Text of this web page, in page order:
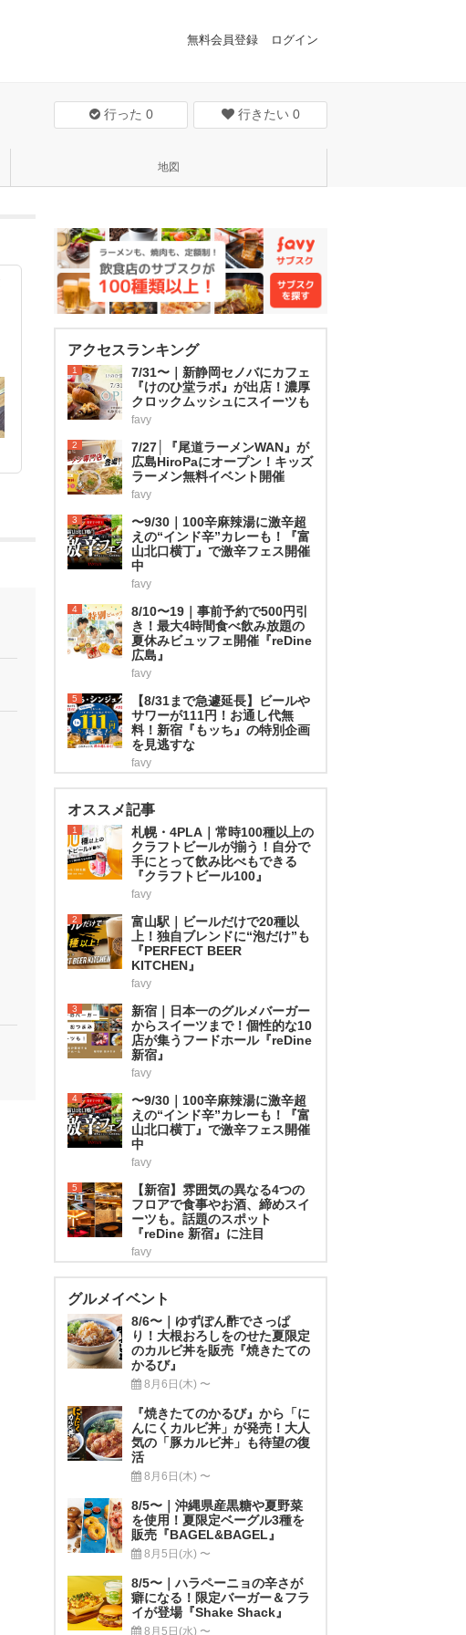
無料会員登録 ログイン
行った 0 行きたい 0
地図
アクセスランキング
1
7/31〜｜新静岡セノバにカフェ
『けのひ堂ラボ』が出店！濃厚
クロックムッシュにスイーツも
favy
2
7/27│『尾道ラーメンWAN』が
広島HiroPaにオープン！キッズ
ラーメン無料イベント開催
favy
3
〜9/30｜100辛麻辣湯に激辛超
えの“インド辛”カレーも！『富
山北口横丁』で激辛フェス開催
中
favy
4
8/10〜19｜事前予約で500円引
き！最大4時間食べ飲み放題の
夏休みビュッフェ開催『reDine
広島』
favy
5
【8/31まで急遽延長】ビールや
サワーが111円！お通し代無
料！新宿『もッち』の特別企画
を見逃すな
favy
オススメ記事
1
札幌・4PLA｜常時100種以上の
クラフトビールが揃う！自分で
手にとって飲み比べもできる
『クラフトビール100』
favy
2
富山駅｜ビールだけで20種以
上！独自ブレンドに“泡だけ”も
『PERFECT BEER
KITCHEN』
favy
3
新宿｜日本一のグルメバーガー
からスイーツまで！個性的な10
店が集うフードホール『reDine
新宿』
favy
4
〜9/30｜100辛麻辣湯に激辛超
えの“インド辛”カレーも！『富
山北口横丁』で激辛フェス開催
中
favy
5
【新宿】雰囲気の異なる4つの
フロアで食事やお酒、締めスイ
ーツも。話題のスポット
『reDine 新宿』に注目
favy
グルメイベント
8/6〜｜ゆずぽん酢でさっぱ
り！大根おろしをのせた夏限定
のカルビ丼を販売『焼きたての
かるび』
8月6日(木) 〜
『焼きたてのかるび』から「に
んにくカルビ丼」が発売！大人
気の「豚カルビ丼」も待望の復
活
8月6日(木) 〜
8/5〜｜沖縄県産黒糖や夏野菜
を使用！夏限定ベーグル3種を
販売『BAGEL&BAGEL』
8月5日(水) 〜
8/5〜｜ハラペーニョの辛さが
癖になる！限定バーガー＆フラ
イが登場『Shake Shack』
8月5日(水) 〜